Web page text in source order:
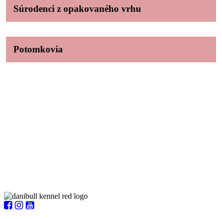
Súrodenci z opakovaného vrhu
Potomkovia